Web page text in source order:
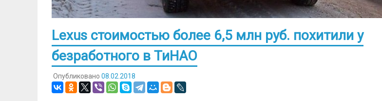
Lexus стоимостью более 6,5 млн руб. похитили у
безработного в ТиНАО
Опубликовано 08.02.2018